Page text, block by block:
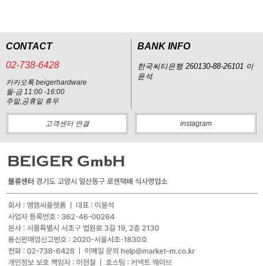
CONTACT
02-738-6428
카카오톡 beigerhardware
월-금 11:00 -16:00
주말,공휴일 휴무
BANK INFO
한국씨티은행 260130-88-26101 이
윤석
고객센터 연결 instagram